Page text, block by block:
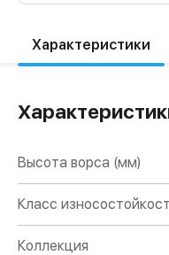
Характеристики
Высота ворса (мм)
Класс
Коллекция